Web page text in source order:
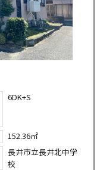
6DK+S
152.36㎡
長井市立長井北中学
校